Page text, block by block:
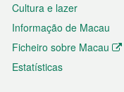
Cultura e lazer
Informação de Macau
Ficheiro sobre Macau
Estatísticas